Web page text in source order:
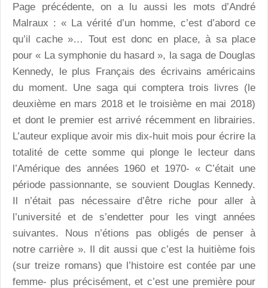
Page précédente, on a lu aussi les mots d’André
Malraux : « La vérité d’un homme, c’est d’abord ce
qu’il cache »… Tout est donc en place, à sa place
pour « La symphonie du hasard », la saga de Douglas
Kennedy, le plus Français des écrivains américains
du moment. Une saga qui comptera trois livres (le
deuxième en mars 2018 et le troisième en mai 2018)
et dont le premier est arrivé récemment en librairies.
L’auteur explique avoir mis dix-huit mois pour écrire la
totalité de cette somme qui plonge le lecteur dans
l’Amérique des années 1960 et 1970- « C’était une
période passionnante, se souvient Douglas Kennedy.
Il n’était pas nécessaire d’être riche pour aller à
l’université et de s’endetter pour les vingt années
suivantes. Nous n’étions pas obligés de penser à
notre carrière ». Il dit aussi que c’est la huitième fois
(sur treize romans) que l’histoire est contée par une
femme- plus précisément, et c’est une première pour